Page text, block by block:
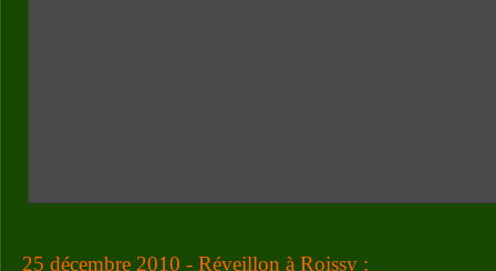
25 décembre 2010 - Réveillon à Roissy :